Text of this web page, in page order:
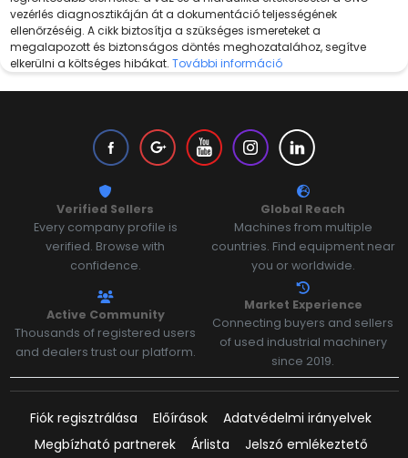
vezérlés diagnosztikáján át a dokumentáció teljességének
ellenőrzéséig. A cikk biztosítja a szükséges ismereteket a
megalapozott és biztonságos döntés meghozatalához, segítve
elkerülni a költséges hibákat. További információ
Verified Sellers
Every company profile is
verified. Browse with
confidence.
Global Reach
Machines from multiple
countries. Find equipment near
you or worldwide.
Active Community
Thousands of registered users
and dealers trust our platform.
Market Experience
Connecting buyers and sellers
of used industrial machinery
since 2019.
Fiók regisztrálása Előírások
Adatvédelmi irányelvek
Megbízható partnerek
Árlista Jelszó emlékeztető